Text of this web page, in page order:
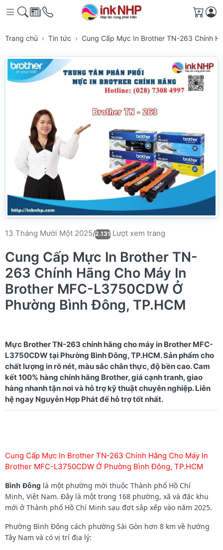
Giỏ
Trang chủ Tin tức Cung Cấp Mực In Brother TN-263 Chính
13 Tháng Mười Một 2025/2.131 Lượt xem trang
Cung Cấp Mực In Brother TN-
263 Chính Hãng Cho Máy In
Brother MFC-L3750CDW Ở
Phường Bình Đông, TP.HCM
Mực Brother TN-263 chính hãng cho máy in Brother MFC-
L3750CDW tại Phường Bình Đông, TP.HCM. Sản phẩm cho
chất lượng in rõ nét, màu sắc chân thực, độ bền cao. Cam
kết 100% hàng chính hãng Brother, giá cạnh tranh, giao
hàng nhanh tận nơi và hỗ trợ kỹ thuật chuyên nghiệp. Liên
Cung Cấp Mực In Brother TN-263 Chính Hãng Cho Máy In
Brother MFC-L3750CDW Ở Phường Bình Đông, TP.HCM
Bình Đông là một phường mới thuộc Thành phố Hồ Chí
Minh, Việt Nam. Đây là một trong 168 phường, xã và đặc khu
mới ở Thành phố Hồ Chí Minh sau đợt sắp xếp vào năm 2025.
Phường Bình Đông cách phường Sài Gòn hơn 8 km về hướng
Tây Nam và có vị trí địa lý: